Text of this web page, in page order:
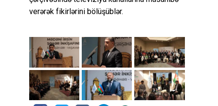
verərək fikirlərini bölüşüblər.